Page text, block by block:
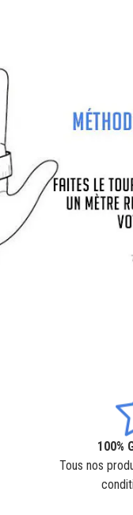
100%
Tous nos